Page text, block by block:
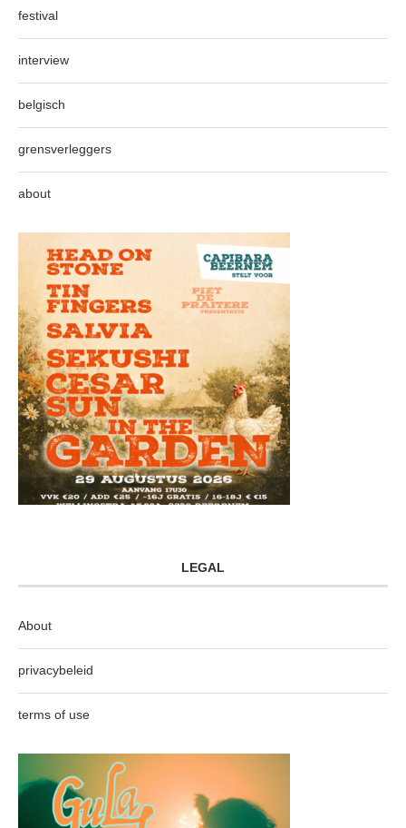
festival
interview
belgisch
grensverleggers
about
LEGAL
About
privacybeleid
terms of use